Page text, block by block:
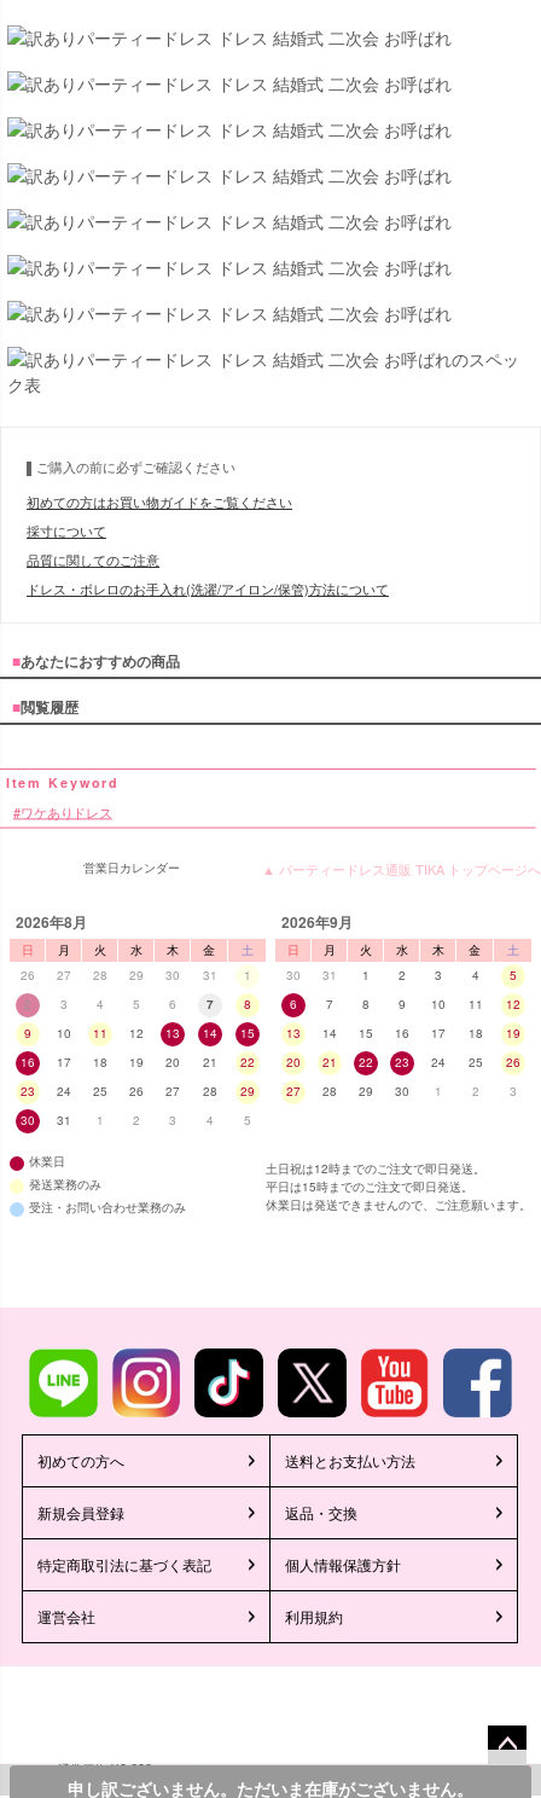
通常価格 ¥8,690のところ
2,600 カラー・サイズを選んでカートに入れる
申し訳ございません。ただいま在庫がございません。
ご購入の前に必ずご確認ください
初めての方はお買い物ガイドをご覧ください
採寸について
品質に関してのご注意
ドレス・ボレロのお手入れ(洗濯/アイロン/保管)方法について
■あなたにおすすめの商品
■閲覧履歴
ワケありドレス
▲ パーティードレス通販 TIKA トップページへ
営業日カレンダー
2026年8月
日 月 火 水 木 金
土
26
27 28 29 30 31
1
2
3 4 5 6 7
8
9
10 11 12 13 14
15
16
17 18 19 20 21
22
23
24 25 26 27 28
29
30
31 1 2 3 4 5
2026年9月
日 月 火 水 木 金
土
30
31 1 2 3 4
5
6
7 8 9 10 11
12
13
14 15 16 17 18
19
20
21 22 23 24 25
26
27
28 29 30 1 2 3
休業日
発送業務のみ
受注・お問い合わせ業務のみ
土日祝は12時までのご注文で即日発送。
平日は15時までのご注文で即日発送。
休業日は発送できませんので、ご注意願います。
初めての方へ 送料とお支払い方法
新規会員登録 返品・交換
特定商取引法に基づく表記 個人情報保護方針
運営会社 利用規約
©2013 Tika All Rights reserved.